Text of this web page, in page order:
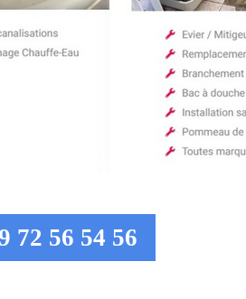
56 54 56